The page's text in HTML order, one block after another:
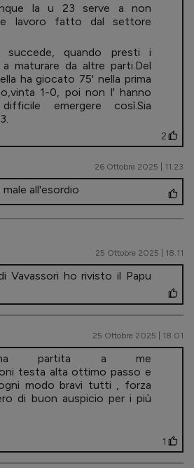
la u 23 serve a non
lavoro fatto dal settore
succede, quando presti i
maturare da altre parti.Del
ha giocato 75' nella prima
1-0, poi non l' hanno
emergere così.Sia
2
26 Ottobre 2025 | 11.23
all'esordio
25 Ottobre 2025 | 18.11
Vavassori ho rivisto il Papu
25 Ottobre 2025 | 18.01
partita a me
testa alta ottimo passo e
modo bravi tutti , forza
di buon auspicio per i più
1